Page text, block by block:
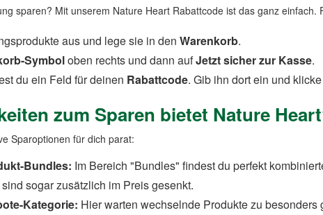
sparen? Mit unserem Nature Heart Rabattcode ist das ganz einfach.
aus und lege sie in den Warenkorb.
Symboloben rechts und dann aufJetzt sicher zur Kasse.
du ein Feld für deinen Rabattcode. Gib ihn dort ein und
zum Sparen bietet Nature
Sparoptionen für dich parat:
Bundles: Im Bereich "Bundles" findest du perfekt
sogar zusätzlich im Preis gesenkt.
Kategorie: Hier warten wechselnde Produkte zu besonders